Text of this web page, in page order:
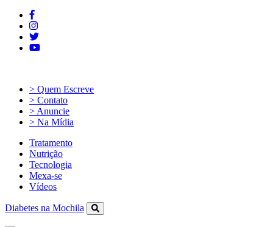
> Quem Escreve
> Contato
> Anuncie
> Na Mídia
Tratamento
Nutrição
Tecnologia
Mexa-se
Vídeos
Diabetes na Mochila